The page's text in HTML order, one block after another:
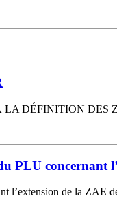
DÉFINITION DES
PLU concernant
l’extension de la ZAE